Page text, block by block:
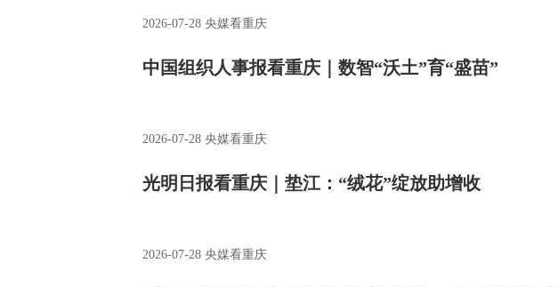
2026-07-28 央媒看重庆
中国组织人事报看重庆｜数智“沃土”育“盛苗”
2026-07-28 央媒看重庆
光明日报看重庆｜垫江：“绒花”绽放助增收
2026-07-28 央媒看重庆